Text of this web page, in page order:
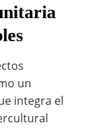
un
integra el